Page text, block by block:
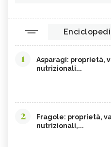
1
Asparagi: proprietà,
nutrizionali...
2
Fragole: proprietà,
nutrizionali,...